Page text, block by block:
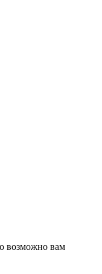
возможно вам